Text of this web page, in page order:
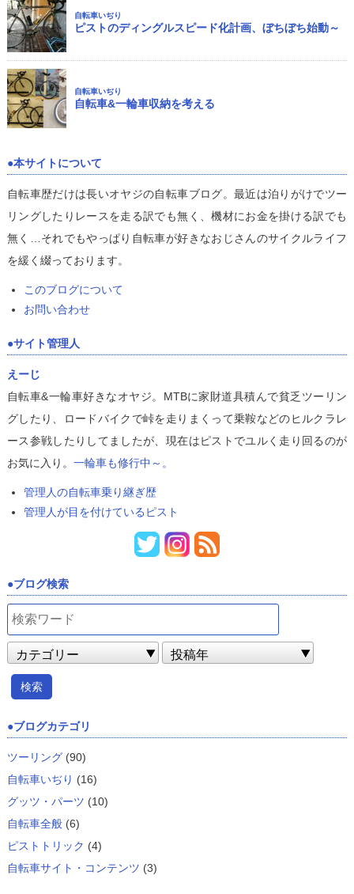
自転車いぢり
ピストのディングルスピード化計画、ぼちぼち始動～
自転車いぢり
自転車&一輪車収納を考える
本サイトについて
自転車歴だけは長いオヤジの自転車ブログ。最近は泊りがけでツー
リングしたりレースを走る訳でも無く、機材にお金を掛ける訳でも
無く…それでもやっぱり自転車が好きなおじさんのサイクルライフ
を緩く綴っております。
このブログについて
お問い合わせ
サイト管理人
えーじ
自転車&一輪車好きなオヤジ。MTBに家財道具積んで貧乏ツーリン
グしたり、ロードバイクで峠を走りまくって乗鞍などのヒルクラレ
ース参戦したりしてましたが、現在はピストでユルく走り回るのが
お気に入り。 一輪車も修行中～。
管理人の自転車乗り継ぎ歴
管理人が目を付けているピスト
ブログ検索
ブログカテゴリ
ツーリング(90)
自転車いぢり (16)
グッツ・パーツ (10)
自転車全般(6)
ピストトリック (4)
自転車サイト・コンテンツ (3)